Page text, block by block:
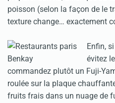
poisson (selon la façon de le
texture change… exactement
Enfin,
évitez
commandez plutôt un Fuji-
roulée sur la plaque
fruits frais dans un nuage de